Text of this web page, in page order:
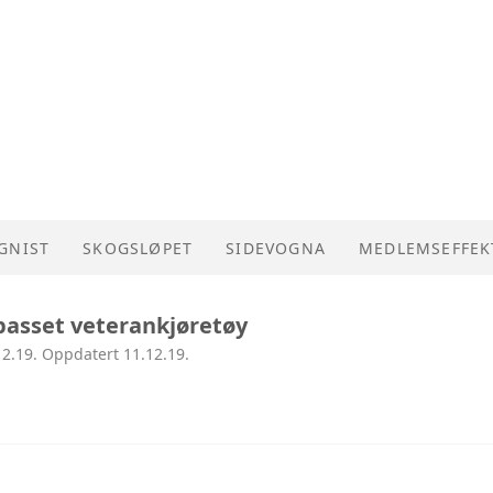
SKOGSLØPET SIDEVOGNA
veterankjøretøy
Oppdatert 11.12.19.